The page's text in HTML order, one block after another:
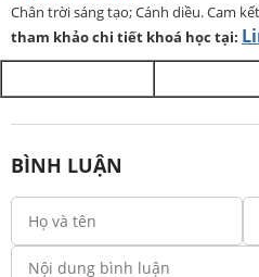
Chân trời sáng tạo; Cánh diều. Cam
tham khảo chi tiết khoá học tại:
BÌNH LUẬN